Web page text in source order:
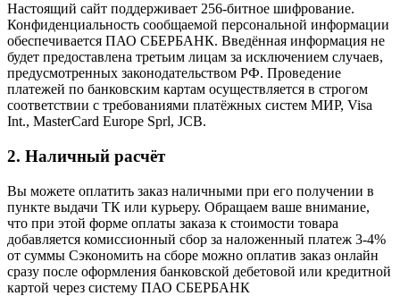
Настоящий сайт поддерживает 256-битное шифрование.
Конфиденциальность сообщаемой персональной информации
обеспечивается ПАО СБЕРБАНК. Введённая информация не
будет предоставлена третьим лицам за исключением случаев,
предусмотренных законодательством РФ. Проведение
платежей по банковским картам осуществляется в строгом
соответствии с требованиями платёжных систем МИР, Visa
Int., MasterCard Europe Sprl, JCB.
2. Наличный расчёт
Вы можете оплатить заказ наличными при его получении в
пункте выдачи ТК или курьеру. Обращаем ваше внимание,
что при этой форме оплаты заказа к стоимости товара
добавляется комиссионный сбор за наложенный платеж 3-4%
от суммы Сэкономить на сборе можно оплатив заказ онлайн
сразу после оформления банковской дебетовой или кредитной
картой через систему ПАО СБЕРБАНК